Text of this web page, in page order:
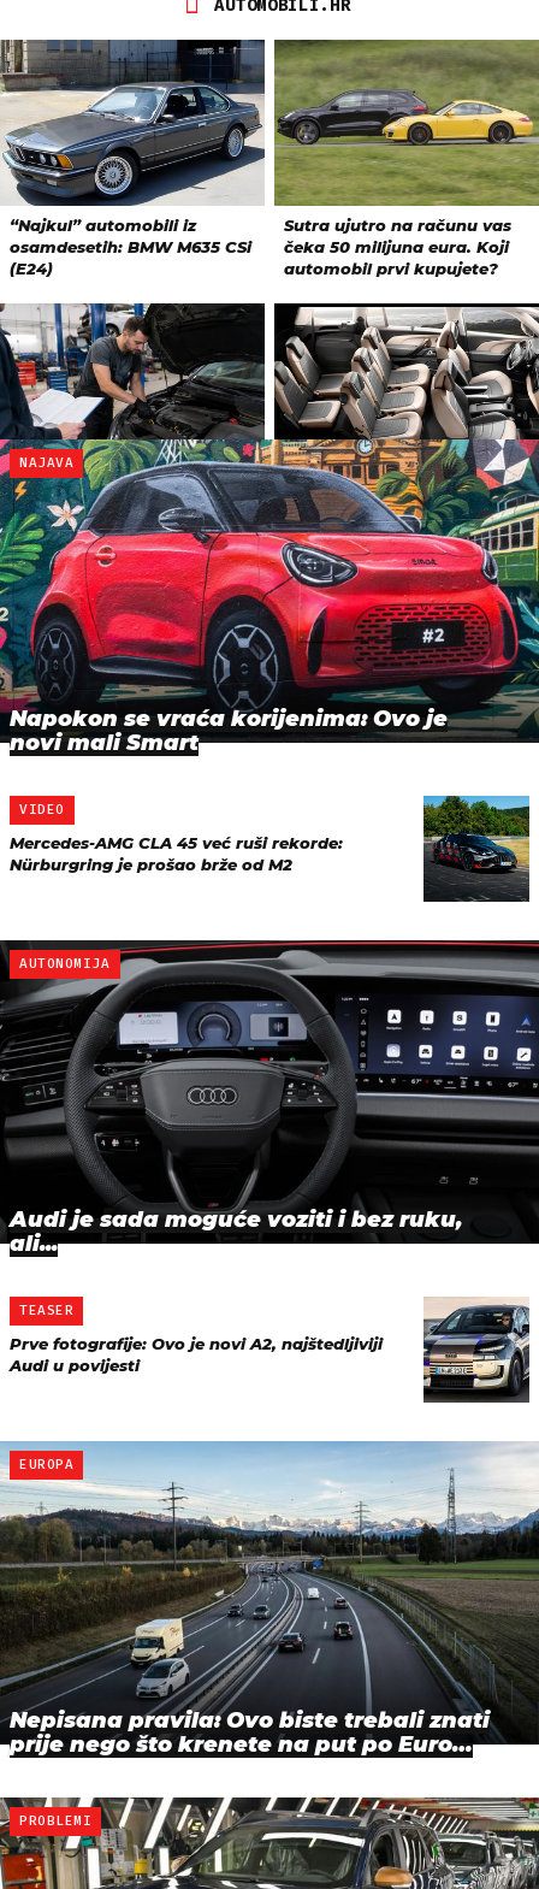
NAJAVA
Napokon se vraća korijenima: Ovo je
novi mali Smart
VIDEO
Mercedes-AMG CLA 45 već ruši rekorde:
Nürburgring je prošao brže od M2
AUTONOMIJA
Audi je sada moguće voziti i bez ruku,
ali...
TEASER
Prve fotografije: Ovo je novi A2, najštedljiviji
Audi u povijesti
EUROPA
Nepisana pravila: Ovo biste trebali znati
prije nego što krenete na put po Euro…
PROBLEMI